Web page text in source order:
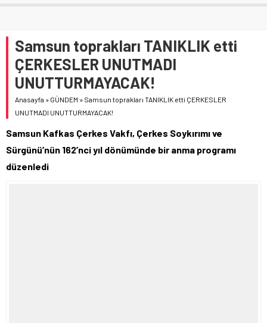
Samsun toprakları TANIKLIK etti
ÇERKESLER UNUTMADI
UNUTTURMAYACAK!
Anasayfa » GÜNDEM » Samsun toprakları TANIKLIK etti ÇERKESLER
UNUTMADI UNUTTURMAYACAK!
Samsun Kafkas Çerkes Vakfı, Çerkes Soykırımı ve
Sürgünü’nün 162’nci yıl dönümünde bir anma programı
düzenledi